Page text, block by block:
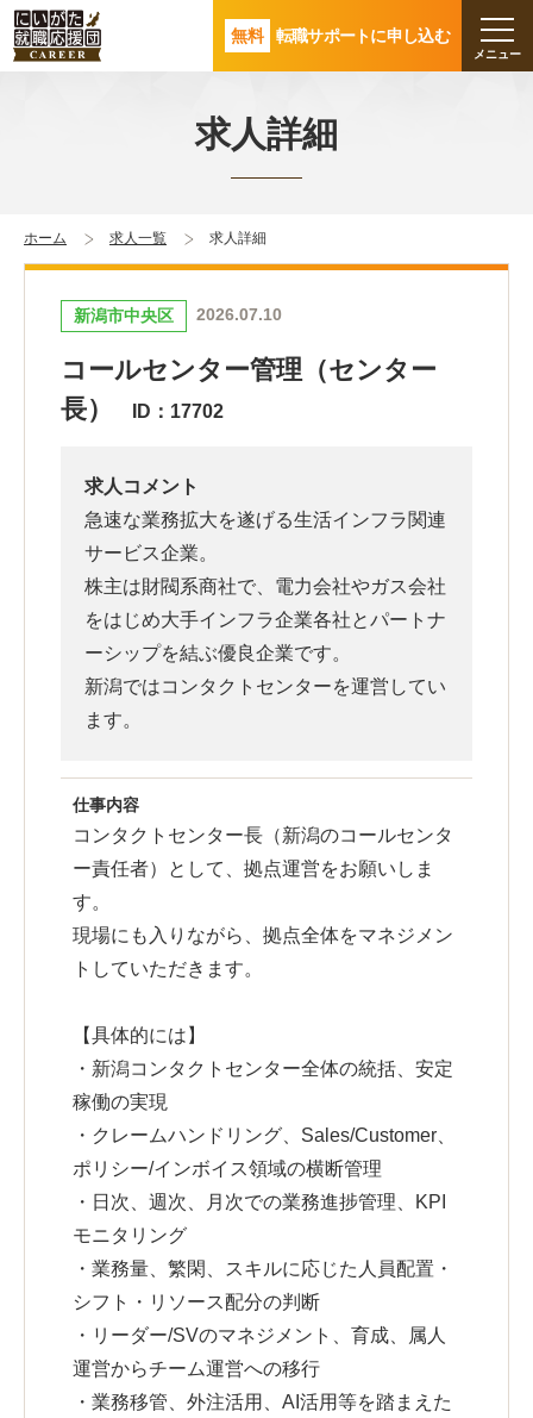
無料 転職サポートに申し込む
求人詳細
ホーム 求人一覧 求人詳細
新潟市中央区 2026.07.10
コールセンター管理（センター
長）
ID：17702
求人コメント
急速な業務拡大を遂げる生活インフラ関連
サービス企業。
株主は財閥系商社で、電力会社やガス会社
をはじめ大手インフラ企業各社とパートナ
ーシップを結ぶ優良企業です。
新潟ではコンタクトセンターを運営してい
ます。
仕事内容
コンタクトセンター長（新潟のコールセンタ
ー責任者）として、拠点運営をお願いしま
す。
現場にも入りながら、拠点全体をマネジメン
トしていただきます。
【具体的には】
・新潟コンタクトセンター全体の統括、安定
稼働の実現
・クレームハンドリング、Sales/Customer、
ポリシー/インボイス領域の横断管理
・日次、週次、月次での業務進捗管理、KPI
モニタリング
・業務量、繁閑、スキルに応じた人員配置・
シフト・リソース配分の判断
・リーダー/SVのマネジメント、育成、属人
運営からチーム運営への移行
・業務移管、外注活用、AI活用等を踏まえた